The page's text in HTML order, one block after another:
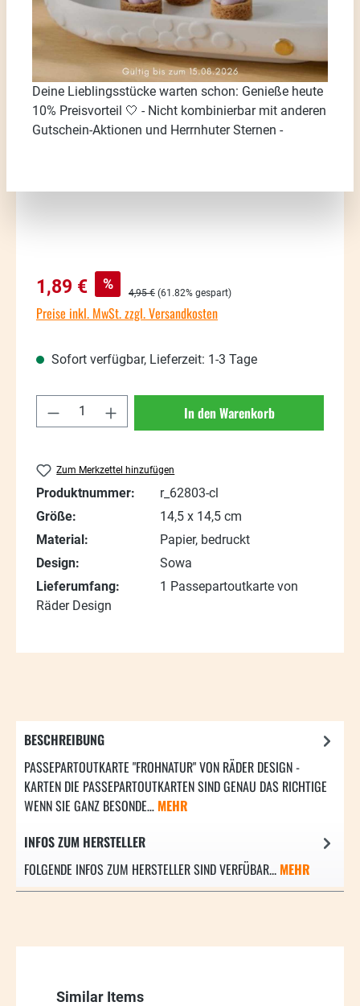
Bildergalerie überspringen
Verkaufspreis:
1,89 € % Regulärer Preis:
4,95 € (61.82% gespart)
Preise inkl. MwSt. zzgl. Versandkosten
Sofort verfügbar, Lieferzeit: 1-3 Tage
Produkt Anzahl: Gib den gewünschten
In den Warenkorb
Zum Merkzettel hinzufügen
Produktnummer:
r_62803-cl
Größe:
14,5 x 14,5 cm
Material:
Papier, bedruckt
Design:
Sowa
Lieferumfang:
1 Passepartoutkarte von
Räder Design
BESCHREIBUNG
PASSEPARTOUTKARTE "FROHNATUR" VON RÄDER DESIGN -
KARTEN DIE PASSEPARTOUTKARTEN SIND GENAU DAS RICHTIGE
WENN SIE GANZ BESONDE… MEHR
INFOS ZUM HERSTELLER
FOLGENDE INFOS ZUM HERSTELLER SIND VERFÜBAR... MEHR
Produktgalerie überspringen
Similar Items
Deine Lieblingsstücke warten schon: Genieße heute
10% Preisvorteil 🤍 - Nicht kombinierbar mit anderen
Gutschein-Aktionen und Herrnhuter Sternen -